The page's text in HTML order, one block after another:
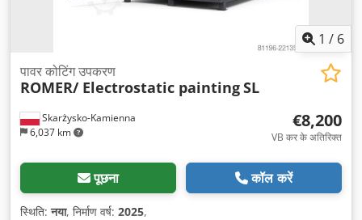
1 / 6
Skarżysko-Kamienna
6,037 km
पावर कोटिंग उपकरण
ROMER/ Electrostatic paintingSL
€8,200
VB कर के अतिरिक्त
पूछना कॉल करें
स्थिति:नया, निर्माण वर्ष: 2025,